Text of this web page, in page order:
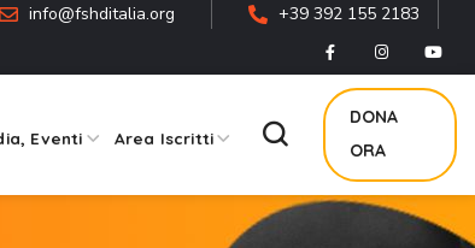
info@fshditalia.org +39 392 155 2183
Eventi Area Iscritti
DONA
ORA